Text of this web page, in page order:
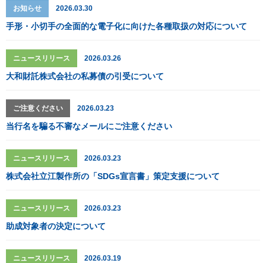
お知らせ 2026.03.30
手形・小切手の全面的な電子化に向けた各種取扱の対応について
ニュースリリース 2026.03.26
大和財託株式会社の私募債の引受について
ご注意ください 2026.03.23
当行名を騙る不審なメールにご注意ください
ニュースリリース 2026.03.23
株式会社立江製作所の「SDGs宣言書」策定支援について
ニュースリリース 2026.03.23
助成対象者の決定について
ニュースリリース 2026.03.19